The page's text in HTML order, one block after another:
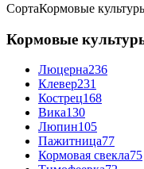
СортаКормовые
Кормовые
Люцерна236
Клевер231
Кострец168
Вика130
Люпин105
Пажитница77
Кормовая свекла75